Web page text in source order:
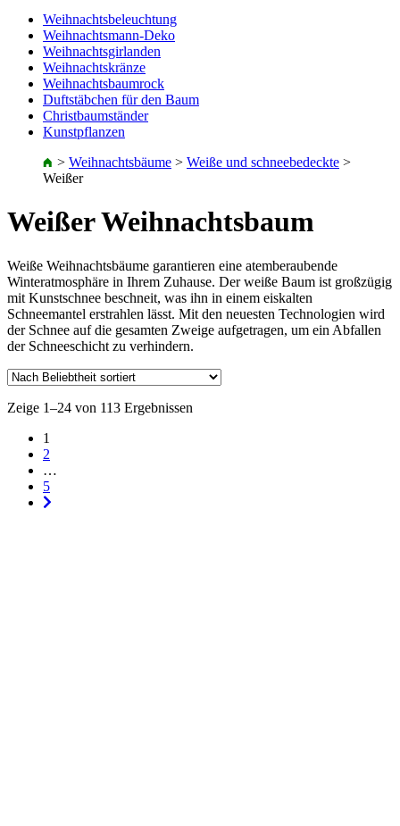
Weihnachtsbeleuchtung
Weihnachtsmann-Deko
Weihnachtsgirlanden
Weihnachtskränze
Weihnachtsbaumrock
Duftstäbchen für den Baum
Christbaumständer
Kunstpflanzen
> Weihnachtsbäume > Weiße und schneebedeckte >
Weißer
Weißer Weihnachtsbaum
Weiße Weihnachtsbäume garantieren eine atemberaubende
Winteratmosphäre in Ihrem Zuhause. Der weiße Baum ist großzügig
mit Kunstschnee beschneit, was ihn in einem eiskalten
Schneemantel erstrahlen lässt. Mit den neuesten Technologien wird
der Schnee auf die gesamten Zweige aufgetragen, um ein Abfallen
der Schneeschicht zu verhindern.
Zeige 1–24 von 113 Ergebnissen
1
2
…
5